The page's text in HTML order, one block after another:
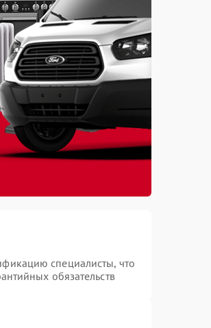
специалисты, что
обязательств